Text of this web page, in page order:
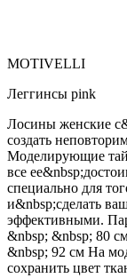
MOTIVELLI
Леггинсы pink
Лосины женские
создать
Моделирующие
все
специально для
и&nbsp;сделать
эффективными.
&nbsp; &nbsp; 80
&nbsp; 92 см На
сохранить цвет